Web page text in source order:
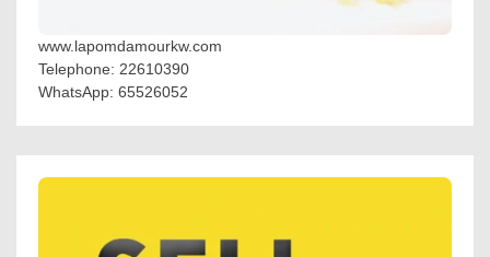
www.lapomdamourkw.com
Telephone: 22610390
WhatsApp: 65526052